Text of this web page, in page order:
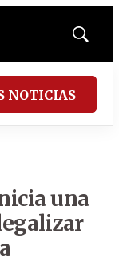
Mostrar
NOTICIAS
una